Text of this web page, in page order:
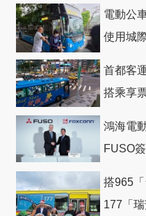
電動公
使用城
首都客
搭乘享
鴻海電
FUSO
搭965
177「